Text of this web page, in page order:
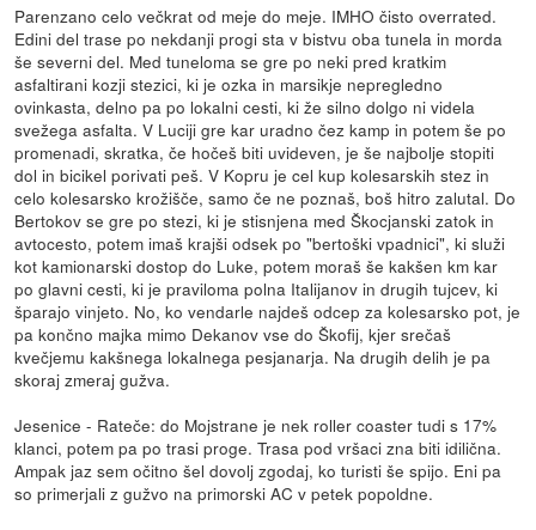
Parenzano celo večkrat od meje do meje. IMHO čisto overrated.
Edini del trase po nekdanji progi sta v bistvu oba tunela in morda
še severni del. Med tuneloma se gre po neki pred kratkim
asfaltirani kozji stezici, ki je ozka in marsikje nepregledno
ovinkasta, delno pa po lokalni cesti, ki že silno dolgo ni videla
svežega asfalta. V Luciji gre kar uradno čez kamp in potem še po
promenadi, skratka, če hočeš biti uvideven, je še najbolje stopiti
dol in bicikel porivati peš. V Kopru je cel kup kolesarskih stez in
celo kolesarsko krožišče, samo če ne poznaš, boš hitro zalutal. Do
Bertokov se gre po stezi, ki je stisnjena med Škocjanski zatok in
avtocesto, potem imaš krajši odsek po "bertoški vpadnici", ki služi
kot kamionarski dostop do Luke, potem moraš še kakšen km kar
po glavni cesti, ki je praviloma polna Italijanov in drugih tujcev, ki
šparajo vinjeto. No, ko vendarle najdeš odcep za kolesarsko pot, je
pa končno majka mimo Dekanov vse do Škofij, kjer srečaš
kvečjemu kakšnega lokalnega pesjanarja. Na drugih delih je pa
skoraj zmeraj gužva.
Jesenice - Rateče: do Mojstrane je nek roller coaster tudi s 17%
klanci, potem pa po trasi proge. Trasa pod vršaci zna biti idilična.
Ampak jaz sem očitno šel dovolj zgodaj, ko turisti še spijo. Eni pa
so primerjali z gužvo na primorski AC v petek popoldne.